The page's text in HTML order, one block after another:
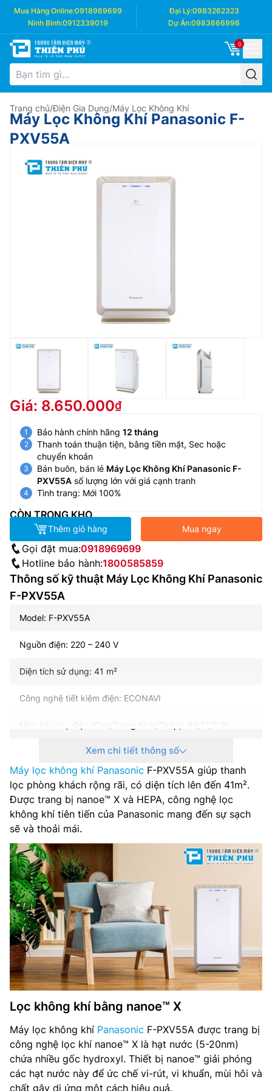
Mua Hàng Online:0918969699 Đại Lý:0983262323
Ninh Bình:0912339019 Dự Án:0983666996
0
Trang chủ/Điện Gia Dụng/Máy Lọc Không Khí
Máy Lọc Không Khí Panasonic F-
PXV55A
Giá: 8.650.000
Bảo hành chính hãng 12 tháng
Thanh toán thuận tiện, bằng tiền mặt, Sec hoặc
chuyển khoản
Bán buôn, bán lẻ Máy Lọc Không Khí Panasonic F-
PXV55A số lượng lớn với giá cạnh tranh
Tình trang: Mới 100%
CÒN TRONG KHO
Thêm giỏ hàng Mua ngay
Gọi đặt mua:0918969699
Hotline bảo hành:1800585859
Thông số kỹ thuật Máy Lọc Không Khí Panasonic
F-PXV55A
Model: F-PXV55A
Nguồn điện: 220 – 240 V
Diện tích sử dụng: 41 m²
Công nghệ tiết kiệm điện: ECONAVI
Mức tiêu thụ điện (Cao/Trung bình/Thấp): 49/11/7 W
Lưu lượng gió (Cao/Trung bình/Thấp): 5.3//0.9 m3/phút
Độ ồn (Cao/Trung bình/Thấp): 52/32/18 dB
Công nghệ: Nanoe-X
Cảm biến: Bụi bẩn/Mùi/Ánh sáng
Bộ lọc: HEPA
Kích thước: Cao 580 x Rộng 300 x Sâu 205 mm
Trọng lượng: 5.8 kg
Nhà sản xuất: Panasonic
Xuất xứ: Chính hãng
Xem chi tiết thông số
Máy lọc không khí Panasonic F-PXV55A giúp thanh
lọc phòng khách rộng rãi, có diện tích lên đến 41m².
Được trang bị nanoe™ X và HEPA, công nghệ lọc
không khí tiên tiến của Panasonic mang đến sự sạch
sẽ và thoải mái.
Lọc không khí bằng nanoe™ X
Máy lọc không khí Panasonic F-PXV55A được trang bị
công nghệ lọc khí nanoe™ X là hạt nước (5-20nm)
chứa nhiều gốc hydroxyl. Thiết bị nanoe™ giải phóng
các hạt nước này để ức chế vi-rút, vi khuẩn, mùi hôi và
chất gây dị ứng một cách hiệu quả.